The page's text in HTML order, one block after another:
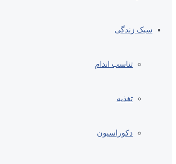
سبک زندگی
تناسب اندام
تغذیه
دکوراسیون